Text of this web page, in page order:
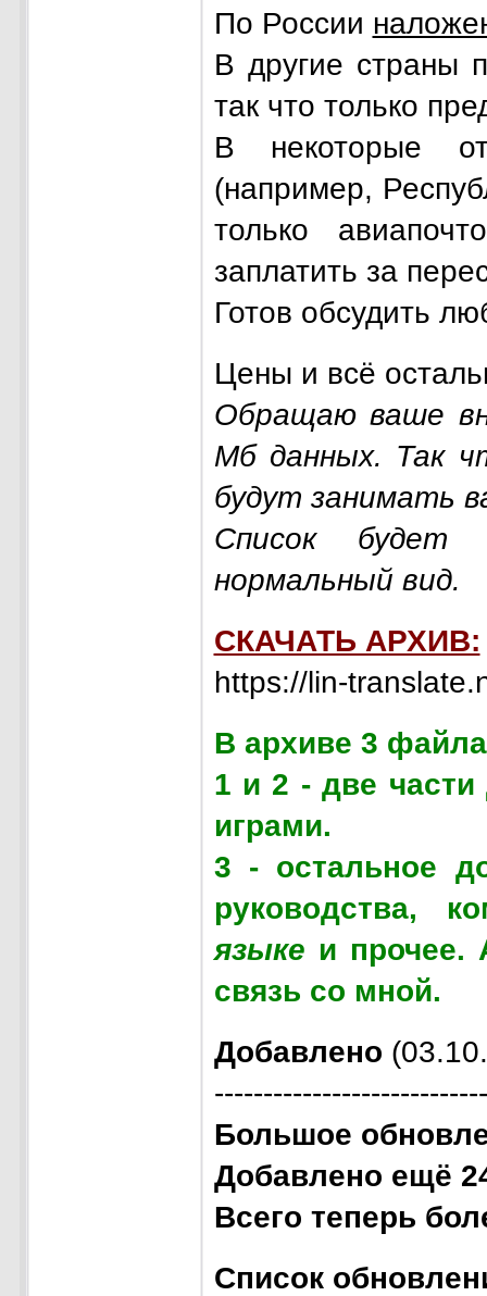
По России
В другие страны
так что только
В некоторые
(например,
только
заплатить за
Готов обсудить
Цены и всё
Обращаю ваше
Мб данных. Так
будут занимать
Список будет
нормальный вид.
СКАЧАТЬ АРХИВ:
https://lin-
В архиве 3
1 и 2 - две
играми.
3 - остальное
руководства,
языке и прочее.
связь со мной.
Добавлено
Большое
Добавлено ещё
Всего теперь
Список